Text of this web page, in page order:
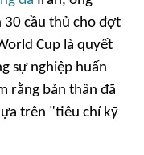
30 cầu thủ cho đợt
Cup là quyết
sự nghiệp huấn
rằng bản thân đã
trên "tiêu chí kỹ